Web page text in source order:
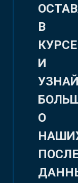
В
КУРСЕ
И
О